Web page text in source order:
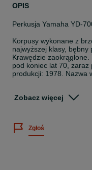
OPIS
Perkusja Yamaha YD-
Korpusy wykonane z
najwyższej klasy, bębny
Krawędzie
pod koniec lat 70,
produkcji: 1978. Nazwa
- BD 20” x 14"
- TT 12" x 8" - FT 14” x
Zobacz więcej
Zgłoś